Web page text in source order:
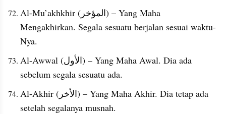
Al-Mu’akhkhir (المؤخر) – Yang Maha
Mengakhirkan. Segala sesuatu berjalan sesuai waktu-
Nya.
Al-Awwal (الأول) – Yang Maha Awal. Dia ada
sebelum segala sesuatu ada.
Al-Akhir (الأخر) – Yang Maha Akhir. Dia tetap ada
setelah segalanya musnah.